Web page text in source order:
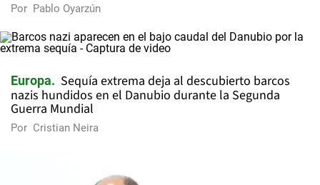
Por Pablo Oyarzún
Europa
Sequía extrema deja al descubierto barcos
nazis hundidos en el Danubio durante la Segunda
Guerra Mundial
Por Cristian Neira